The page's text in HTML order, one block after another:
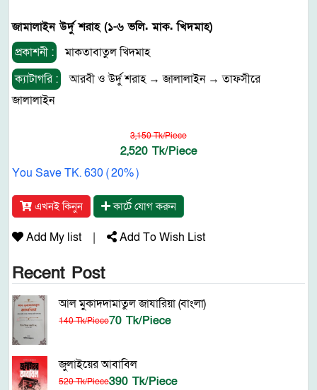
জামালাইন উর্দু শরাহ (১-৬ ভলি. মাক. খিদমাহ)
প্রকাশনী :
মাকতাবাতুল খিদমাহ
ক্যাটাগরি :
আরবী ও উর্দু শরাহ→জালালাইন→তাফসীরে
জালালাইন
3,150 Tk/Piece
2,520 Tk/Piece
You Save TK. 630 ( 20% )
এখনই কিনুন কার্টে যোগ করুন
Add My list | Add To Wish List
Recent Post
আল মুকাদদামাতুল জাযারিয়া (বাংলা)
140 Tk/Piece70 Tk/Piece
জুলাইয়ের আবাবিল
520 Tk/Piece390 Tk/Piece